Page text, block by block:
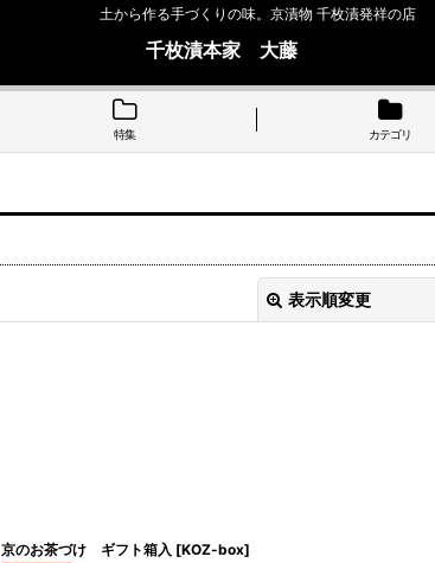
土から作る手づくりの味。京漬物 千枚漬発祥の店
千枚漬本家 大藤
特集 カテゴリ
表示順変更
京のお茶づけ ギフト箱入 [KOZ-box]